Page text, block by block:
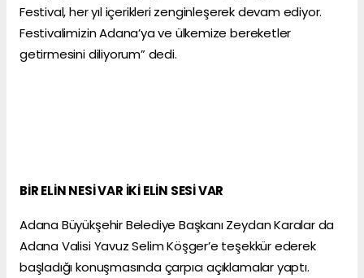
Festival, her yıl içerikleri zenginleşerek devam ediyor.
Festivalimizin Adana’ya ve ülkemize bereketler
getirmesini diliyorum” dedi.
BİR ELİN NESİ VAR İKİ ELİN SESİ VAR
Adana Büyükşehir Belediye Başkanı Zeydan Karalar da
Adana Valisi Yavuz Selim Köşger’e teşekkür ederek
başladığı konuşmasında çarpıcı açıklamalar yaptı.